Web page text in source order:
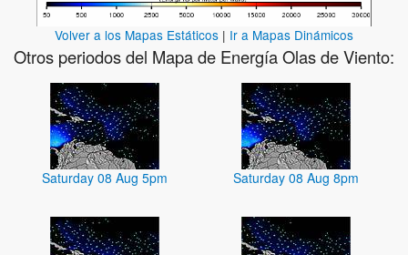
Volver a los Mapas Estáticos | Ir a Mapas Dinámicos
Otros periodos del Mapa de Energía Olas de Viento:
Saturday 08 Aug 5pm Saturday 08 Aug 8pm